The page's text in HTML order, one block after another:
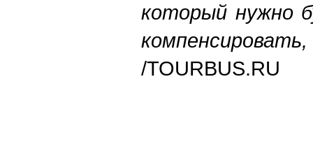
который нужно
/TOURBUS.RU